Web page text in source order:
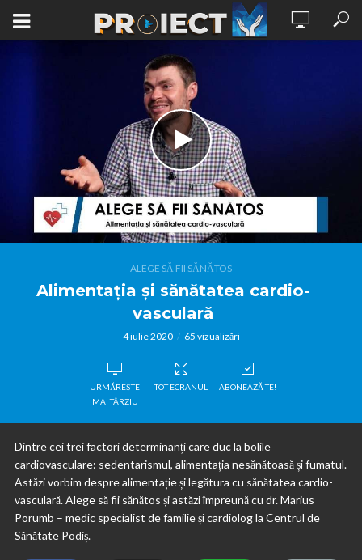
ALEGE SĂ FII SĂNĂTOS
Alimentația și sănătatea cardio-
vasculară
4 iulie 2020 65 vizualizări
URMĂREȘTE
MAI TÂRZIU
TOT ECRANUL ABONEAZĂ-TE!
Dintre cei trei factori determinanți care duc la bolile
cardiovasculare: sedentarismul, alimentația nesănătoasă și fumatul.
Astăzi vorbim despre alimentație și legătura cu sănătatea cardio-
vasculară. Alege să fii sănătos și astăzi împreună cu dr. Marius
Porumb – medic specialist de familie și cardiolog la Centrul de
Sănătate Podiș.